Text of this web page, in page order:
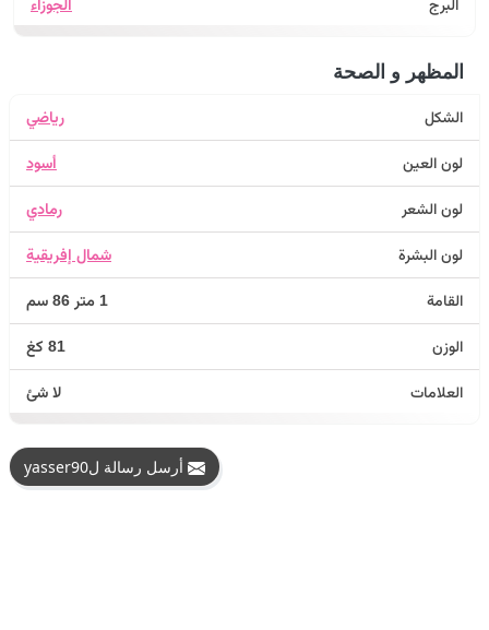
البرج الجوزاء
المظهر و الصحة
الشكل رياضي
لون العين أسود
لون الشعر رمادي
لون البشرة شمال إفريقية
القامة 1 متر 86 سم
الوزن 81 كغ
العلامات لا شئ
أرسل رسالة لyasser90